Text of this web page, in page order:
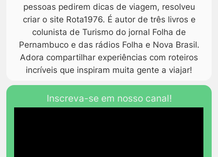
pessoas pedirem dicas de viagem, resolveu
criar o site Rota1976. É autor de três livros e
colunista de Turismo do jornal Folha de
Pernambuco e das rádios Folha e Nova Brasil.
Adora compartilhar experiências com roteiros
incríveis que inspiram muita gente a viajar!
Inscreva-se em nosso canal!